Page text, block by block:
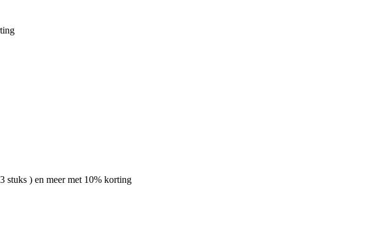
stuks ) en meer met 10% korting